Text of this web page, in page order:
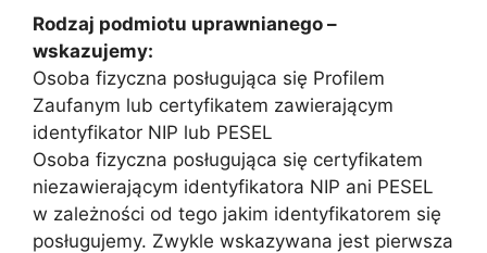
Rodzaj podmiotu uprawnianego –
wskazujemy:
Osoba fizyczna posługująca się Profilem
Zaufanym lub certyfikatem zawierającym
identyfikator NIP lub PESEL
Osoba fizyczna posługująca się certyfikatem
niezawierającym identyfikatora NIP ani PESEL
w zależności od tego jakim identyfikatorem się
posługujemy. Zwykle wskazywana jest pierwsza